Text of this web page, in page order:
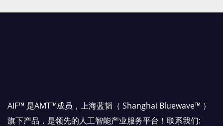
AIF™ 是AMT™成员，上海蓝韬（ Shanghai Bluewave™ ）
旗下产品，是领先的人工智能产业服务平台！联系我们: